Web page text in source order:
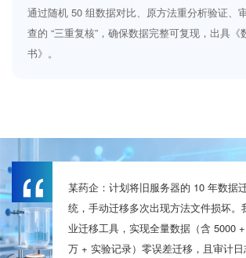
通过随机 50 组数据对比、原方法重分析验证、
查的 “三重复核”，确保数据完整可复现，出具《
书》。
“
某药企：计划将旧服务器的 10 年数据
统，手动迁移多次出现方法文件损坏。
业迁移工具，实现全量数据（含 5000
万 + 实验记录）零误差迁移，且审计